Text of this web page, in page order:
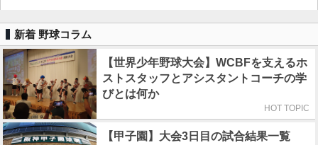
新着 野球コラム
【世界少年野球大会】WCBFを支えるホ
ストスタッフとアシスタントコーチの学
びとは何か
HOT TOPIC
【甲子園】大会3日目の試合結果一覧